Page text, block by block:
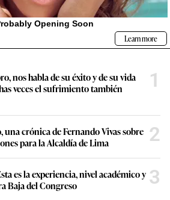
nos habla de su éxito y de su vida
veces el sufrimiento también
1
una crónica de Fernando Vivas sobre
para la Alcaldía de Lima
2
es la experiencia, nivel académico y
Baja del Congreso
3